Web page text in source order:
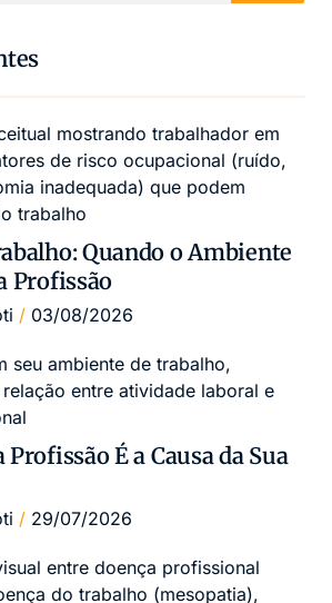
Quando o Ambiente
Profissão
03/08/2026
Profissão É a Causa da Sua
29/07/2026